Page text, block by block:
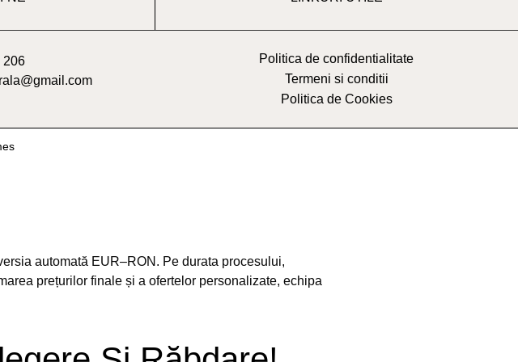
206
Politica de confidentialitate
Termeni si conditii
Politica de Cookies
automată EUR–RON. Pe durata procesului,
prețurilor finale și a ofertelor personalizate, echipa